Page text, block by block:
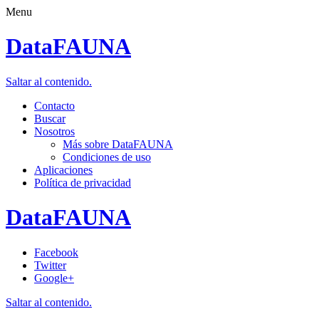
Menu
DataFAUNA
Saltar al contenido.
Contacto
Buscar
Nosotros
Más sobre DataFAUNA
Condiciones de uso
Aplicaciones
Política de privacidad
DataFAUNA
Facebook
Twitter
Google+
Saltar al contenido.